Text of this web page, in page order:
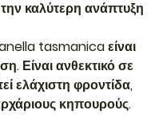
καλύτερη ανάπτυξη
tasmanica είναι
Είναι ανθεκτικό σε
ελάχιστη φροντίδα,
κηπουρούς.